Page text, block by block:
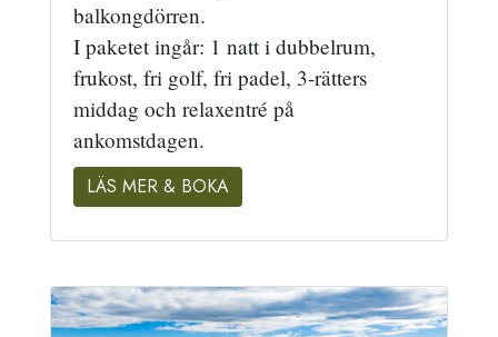
balkongdörren.
I paketet ingår: 1 natt i dubbelrum,
frukost, fri golf, fri padel, 3-rätters
middag och relaxentré på
ankomstdagen.
LÄS MER & BOKA